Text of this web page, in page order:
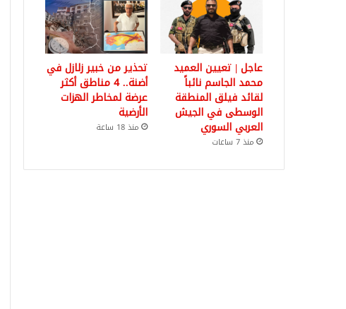
عاجل | تعيين العميد
محمد الجاسم نائباً
لقائد فيلق المنطقة
الوسطى في الجيش
العربي السوري
منذ 7 ساعات
تحذير من خبير زلازل في
أضنة.. 4 مناطق أكثر
عرضة لمخاطر الهزات
الأرضية
منذ 18 ساعة